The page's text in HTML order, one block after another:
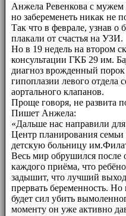
Анжела Ревенкова с мужем
но забеременеть никак не
Так что в феврале, узнав о
плакали от счастья на УЗИ.
Но в 19 недель на втором
консультации ГКБ 29 им.
диагноз врожденный
гипоплазии левого отдела
аортального клапанов.
Проще говоря, не развита
Пишет Анжела:
«Дальше нас направили
Центр планирования
детскую больницу
Весь мир обрушился после
каждого приёма, что
задышит, что лучший
прервать беременность.
будет сил убить
моменту он уже активно